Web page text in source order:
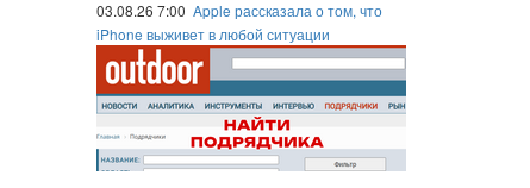
03.08.26 7:00 Apple рассказала о том, что
iPhone выживет в любой ситуации